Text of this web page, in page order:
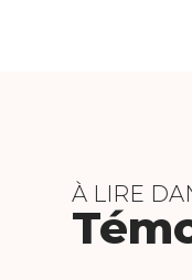
À LIRE